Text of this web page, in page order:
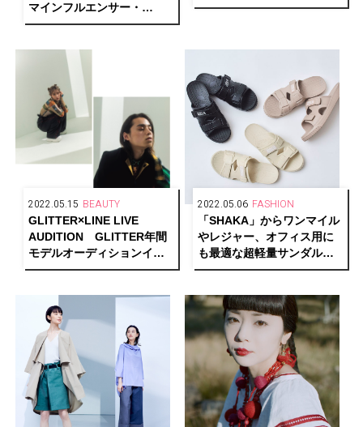
マインフルエンサー・
yuumiさんが語る、日常ケ
分「NMN」まで！
2022.05.15 BEAUTY
GLITTER×LINE LIVE
AUDITION GLITTER年間
モデルオーディションイベ
ント第2弾のグランプリが決
2022.05.06 FASHION
「SHAKA」からワンマイル
やレジャー、オフィス用に
も最適な超軽量サンダル・
CHILL OUT EVが登場。抽
も！